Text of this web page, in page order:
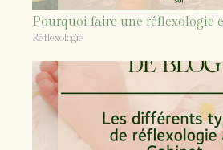
Pourquoi faire une réflexologie
Réflexologie